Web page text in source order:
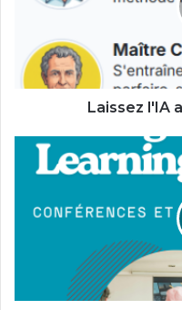
Laissez l'IA
Agenda